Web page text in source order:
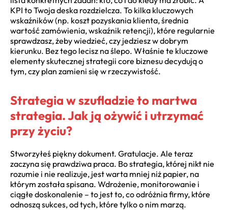
KPI to Twoja deska rozdzielcza. To kilka kluczowych
wskaźników (np. koszt pozyskania klienta, średnia
wartość zamówienia, wskaźnik retencji), które regularnie
sprawdzasz, żeby wiedzieć, czy jedziesz w dobrym
kierunku. Bez tego lecisz na ślepo. Właśnie te kluczowe
elementy skutecznej strategii core biznesu decydują o
tym, czy plan zamieni się w rzeczywistość.
Strategia w szufladzie to martwa
strategia. Jak ją ożywić i utrzymać
przy życiu?
Stworzyłeś piękny dokument. Gratulacje. Ale teraz
zaczyna się prawdziwa praca. Bo strategia, której nikt nie
rozumie i nie realizuje, jest warta mniej niż papier, na
którym została spisana. Wdrożenie, monitorowanie i
ciągłe doskonalenie – to jest to, co odróżnia firmy, które
odnoszą sukces, od tych, które tylko o nim marzą.